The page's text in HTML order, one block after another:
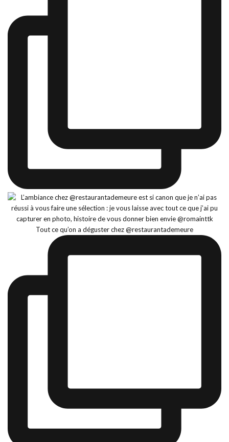
Tout ce qu’on a déguster chez @restaurantademeure